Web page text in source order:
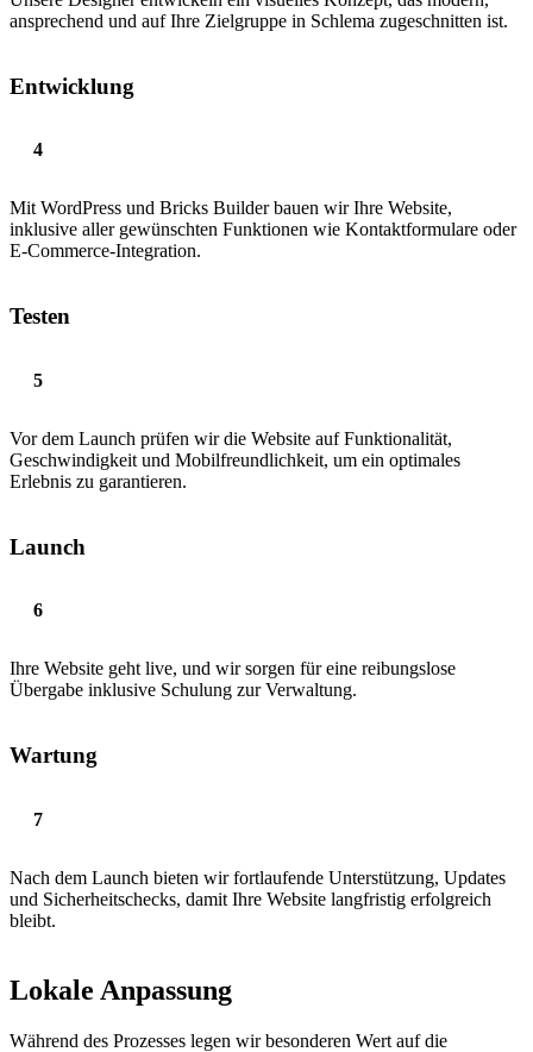
ansprechend und auf Ihre Zielgruppe in Schlema zugeschnitten ist.
Entwicklung
Mit WordPress und Bricks Builder bauen wir Ihre Website,
inklusive aller gewünschten Funktionen wie Kontaktformulare oder
E-Commerce-Integration.
Testen
Vor dem Launch prüfen wir die Website auf Funktionalität,
Geschwindigkeit und Mobilfreundlichkeit, um ein optimales
Erlebnis zu garantieren.
Launch
Ihre Website geht live, und wir sorgen für eine reibungslose
Übergabe inklusive Schulung zur Verwaltung.
Wartung
Nach dem Launch bieten wir fortlaufende Unterstützung, Updates
und Sicherheitschecks, damit Ihre Website langfristig erfolgreich
bleibt.
Lokale Anpassung
Während des Prozesses legen wir besonderen Wert auf die